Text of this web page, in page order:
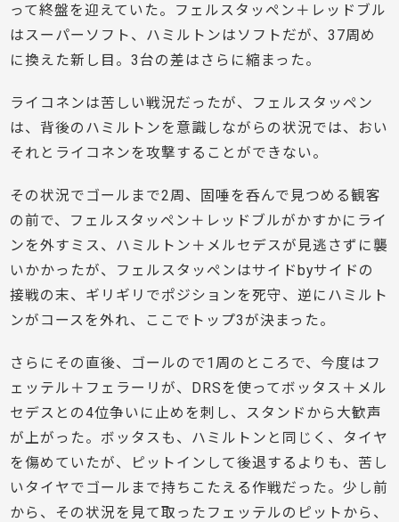
って終盤を迎えていた。フェルスタッペン＋レッドブル
はスーパーソフト、ハミルトンはソフトだが、37周め
に換えた新し目。3台の差はさらに縮まった。
ライコネンは苦しい戦況だったが、フェルスタッペン
は、背後のハミルトンを意識しながらの状況では、おい
それとライコネンを攻撃することができない。
その状況でゴールまで2周、固唾を呑んで見つめる観客
の前で、フェルスタッペン＋レッドブルがかすかにライ
ンを外すミス、ハミルトン＋メルセデスが見逃さずに襲
いかかったが、フェルスタッペンはサイドbyサイドの
接戦の末、ギリギリでポジションを死守、逆にハミルト
ンがコースを外れ、ここでトップ3が決まった。
さらにその直後、ゴールので1周のところで、今度はフ
ェッテル＋フェラーリが、DRSを使ってボッタス＋メル
セデスとの4位争いに止めを刺し、スタンドから大歓声
が上がった。ボッタスも、ハミルトンと同じく、タイヤ
を傷めていたが、ピットインして後退するよりも、苦し
いタイヤでゴールまで持ちこたえる作戦だった。少し前
から、その状況を見て取ったフェッテルのピットから、